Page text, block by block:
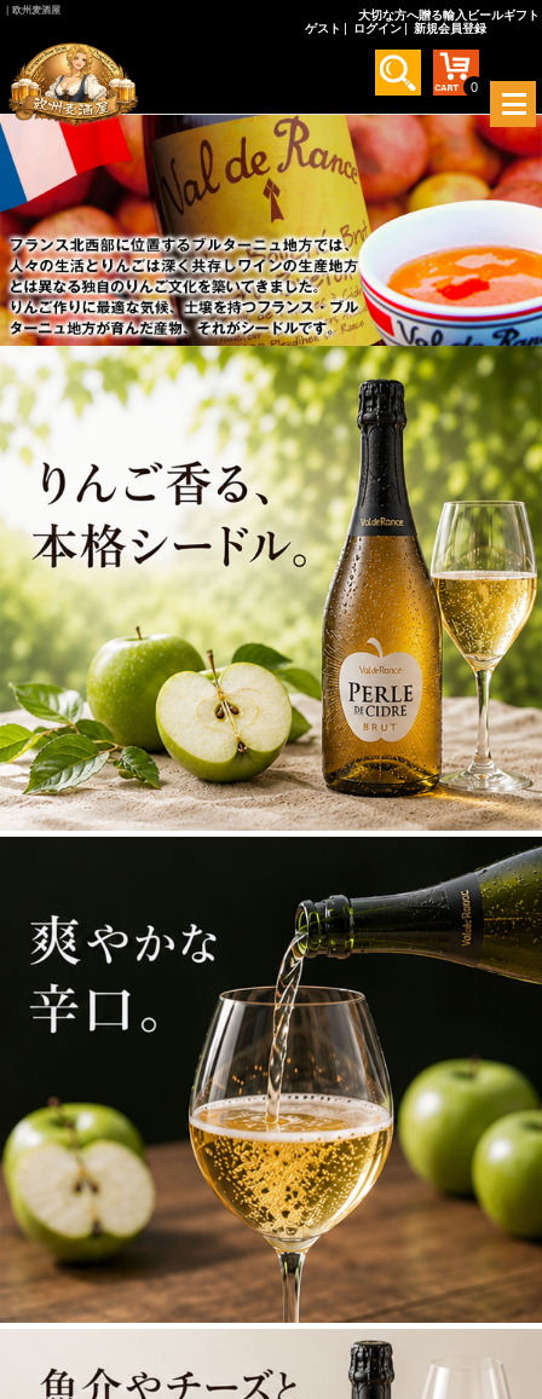
｜欧州麦酒屋
大切な方へ贈る輸入ビールギフト
ゲスト
ログイン 新規会員登録
0
メ
ニ
ュ
ー
を
く